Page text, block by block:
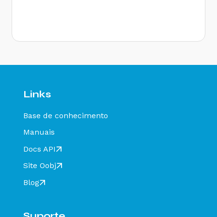
diferente de CT-e EMITIDO EM AMBIENTE DE
HOMOLOGACAO - SEM VALOR FISCAL - Como
Rejeição 649: CT-e emitido em ambiente de
diferente de CT-E EMITIDO EM AMBIENTE DE
resolver?
Rejeição 211: IE do substituto inválida - Como
- Como resolver?
Links
Base de conhecimento
Manuais
Docs API
Site Oobj
Blog